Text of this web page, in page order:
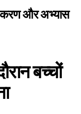
और अभ्यास
बच्चों